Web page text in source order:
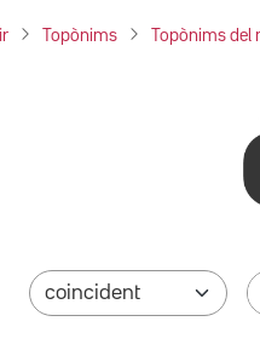
Topònims Topònims del